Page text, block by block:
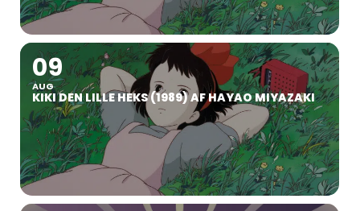
09
AUG
KIKI DEN LILLE HEKS (1989) AF HAYAO MIYAZAKI